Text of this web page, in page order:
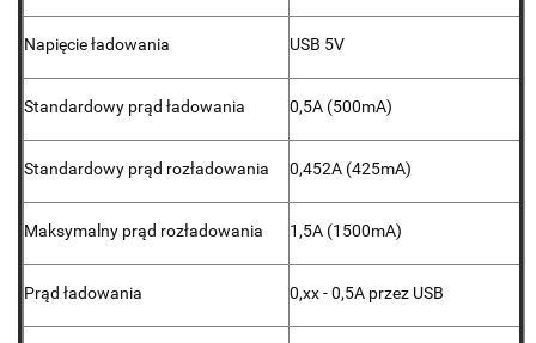
Napięcie ładowania USB 5V
Standardowy prąd ładowania 0,5A (500mA)
Standardowy prąd rozładowania 0,452A (425mA)
Maksymalny prąd rozładowania 1,5A (1500mA)
Prąd ładowania 0,xx - 0,5A przez USB